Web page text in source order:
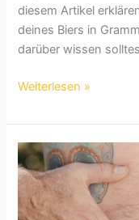
diesem Artikel
deines Biers in
darüber wissen
Wie
Gramm
Alkohol
hat
ein
Bier?
Weiterlesen »